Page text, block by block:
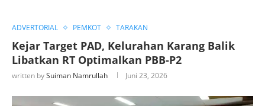
ADVERTORIAL PEMKOT TARAKAN
Kejar Target PAD, Kelurahan Karang Balik
Libatkan RT Optimalkan PBB-P2
written bySuiman Namrullah Juni 23, 2026